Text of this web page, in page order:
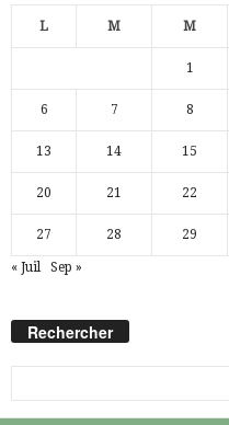
L M M
1
6 7 8
13 14 15
20 21 22
27 28 29
« Juil Sep »
Rechercher